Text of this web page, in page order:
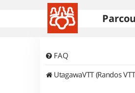
FAQ
UtagawaVTT (Randos